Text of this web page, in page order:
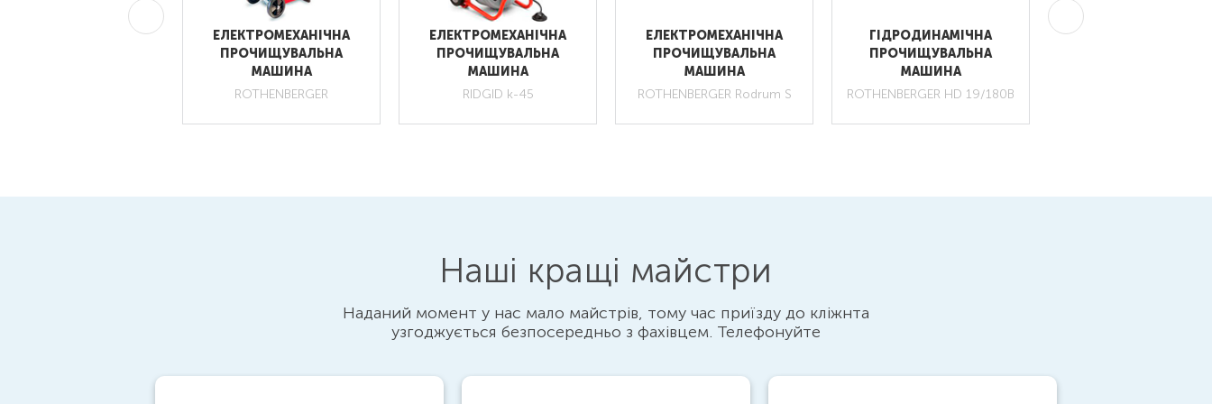
ЕЛЕКТРОМЕХАНІЧНА
ПРОЧИЩУВАЛЬНА
МАШИНА
ROTHENBERGER
ЕЛЕКТРОМЕХАНІЧНА
ПРОЧИЩУВАЛЬНА
МАШИНА
RIDGID k-45
ЕЛЕКТРОМЕХАНІЧНА
ПРОЧИЩУВАЛЬНА
МАШИНА
ROTHENBERGER Rodrum S
ГІДРОДИНАМІЧНА
ПРОЧИЩУВАЛЬНА
МАШИНА
ROTHENBERGER HD 19/180B
Наші кращі майстри
Наданий момент у нас мало майстрів, тому час приїзду до кліжнта
узгоджується безпосередньо з фахівцем. Телефонуйте